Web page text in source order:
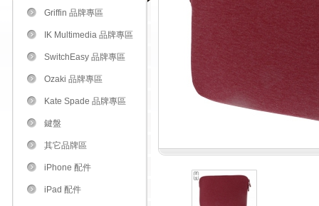
Griffin 品牌專區
IK Multimedia 品牌專區
SwitchEasy 品牌專區
Ozaki 品牌專區
Kate Spade 品牌專區
鍵盤
其它品牌區
iPhone 配件
iPad 配件